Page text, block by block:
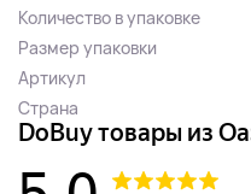
Количество в упаковке
Размер упаковки
Артикул
Страна